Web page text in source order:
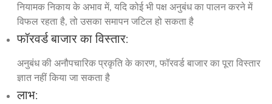
नियामक निकाय के अभाव में, यदि कोई भी पक्ष अनुबंध का पालन करने में
विफल रहता है, तो उसका समापन जटिल हो सकता है
फॉरवर्ड बाजार का विस्तार:
अनुबंध की अनौपचारिक प्रकृति के कारण, फॉरवर्ड बाजार का पूरा विस्तार
ज्ञात नहीं किया जा सकता है
लाभ: